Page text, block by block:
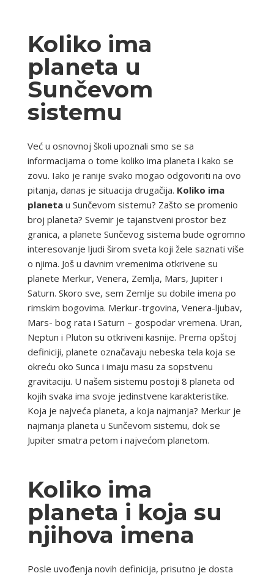
Koliko ima
planeta u
Sunčevom
sistemu
Već u osnovnoj školi upoznali smo se sa
informacijama o tome koliko ima planeta i kako se
zovu. Iako je ranije svako mogao odgovoriti na ovo
pitanja, danas je situacija drugačija. Koliko ima
planetau Sunčevom sistemu? Zašto se promenio
broj planeta? Svemir je tajanstveni prostor bez
granica, a planete Sunčevog sistema bude ogromno
interesovanje ljudi širom sveta koji žele saznati više
o njima. Još u davnim vremenima otkrivene su
planete Merkur, Venera, Zemlja, Mars, Jupiter i
Saturn. Skoro sve, sem Zemlje su dobile imena po
rimskim bogovima. Merkur-trgovina, Venera-ljubav,
Mars- bog rata i Saturn – gospodar vremena. Uran,
Neptun i Pluton su otkriveni kasnije. Prema opštoj
definiciji, planete označavaju nebeska tela koja se
okreću oko Sunca i imaju masu za sopstvenu
gravitaciju. U našem sistemu postoji 8 planeta od
kojih svaka ima svoje jedinstvene karakteristike.
Koja je najveća planeta, a koja najmanja? Merkur je
najmanja planeta u Sunčevom sistemu, dok se
Jupiter smatra petom i najvećom planetom.
Koliko ima
planeta i koja su
njihova imena
Posle uvođenja novih definicija, prisutno je dosta